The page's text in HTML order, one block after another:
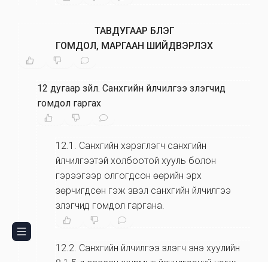
ТАВДУГААР БҮЛЭГ
ГОМДОЛ, МАРГААН ШИЙДВЭРЛЭХ
12 дугаар зүйл. Санхүүгийн үйлчилгээ үзүүлэгчид
гомдол гаргах
12.1 . Санхүүгийн хэрэглэгч санхүүгийн
үйлчилгээтэй холбоотой хууль болон
гэрээгээр олгогдсон өөрийн эрх
зөрчигдсөн гэж үзвэл санхүүгийн үйлчилгээ
үзүүлэгчид гомдол гаргана.
12.2. Санхүүгийн үйлчилгээ үзүүлэгч энэ хуулийн